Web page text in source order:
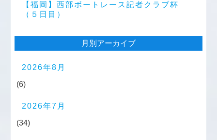
【福岡】西部ボートレース記者クラブ杯
（５日目）
月別アーカイブ
2026年8月
(6)
2026年7月
(34)